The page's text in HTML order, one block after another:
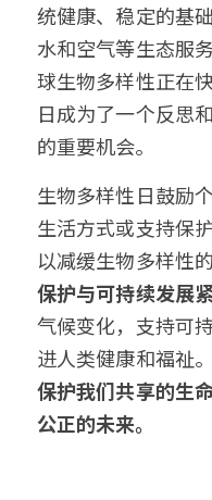
统健康、稳定的基
水和空气等生态服
球生物多样性正在
日成为了一个反思
的重要机会。
生物多样性日鼓励
生活方式或支持保
以减缓生物多样性
保护与可持续发展
气候变化，支持可
进人类健康和福祉
保护我们共享的生
公正的未来。